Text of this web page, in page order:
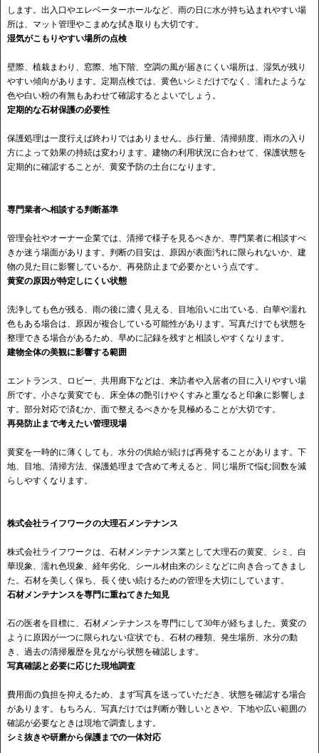
します。出入口やエレベーターホールなど、雨の日に水が持ち込まれやすい場
所は、マット管理やこまめな拭き取りも大切です。
湿気がこもりやすい場所の点検
壁際、植栽まわり、窓際、地下階、空調の風が届きにくい場所は、湿気が残り
やすい傾向があります。定期点検では、黄色いシミだけでなく、濡れたような
色や白い粉の有無もあわせて確認するとよいでしょう。
定期的な石材保護の必要性
保護処理は一度行えば終わりではありません。歩行量、清掃頻度、雨水の入り
方によって効果の持続は変わります。建物の利用状況に合わせて、保護状態を
定期的に確認することが、黄変予防の土台になります。
専門業者へ相談する判断基準
管理会社やオーナー企業では、清掃で様子を見るべきか、専門業者に相談すべ
きか迷う場面があります。判断の目安は、原因が表面汚れに限られないか、建
物の見た目に影響しているか、再発防止まで必要かという点です。
黄変の原因が特定しにくい状態
洗浄しても色が残る、雨の後に濃く見える、目地沿いに出ている、白華や濡れ
色もある場合は、原因が複合している可能性があります。写真だけでも状態を
整理できる場合があるため、早めに記録を残すと相談しやすくなります。
建物全体の美観に影響する範囲
エントランス、ロビー、共用廊下などは、来訪者や入居者の目に入りやすい場
所です。小さな黄変でも、床全体の艶引けやくすみと重なると印象に影響しま
す。部分対応で済むか、面で整えるべきかを見極めることが大切です。
再発防止まで考えたい管理現場
黄変を一時的に薄くしても、水分の供給が続けば再発することがあります。下
地、目地、清掃方法、保護処理まで含めて考えると、同じ場所で悩む回数を減
らしやすくなります。
株式会社ライフワークの大理石メンテナンス
株式会社ライフワークは、石材メンテナンス業として大理石の黄変、シミ、白
華現象、濡れ色現象、経年劣化、シール材由来のシミなどに向き合ってきまし
た。石材を美しく保ち、長く使い続けるための管理を大切にしています。
石材メンテナンスを専門に重ねてきた知見
石の医者を目標に、石材メンテナンスを専門にして30年が経ちました。黄変の
ように原因が一つに限られない症状でも、石材の種類、発生場所、水分の動
き、過去の清掃履歴を見ながら状態を確認します。
写真確認と必要に応じた現地調査
費用面の負担を抑えるため、まず写真を送っていただき、状態を確認する場合
があります。もちろん、写真だけでは判断が難しいときや、下地や広い範囲の
確認が必要なときは現地で調査します。
シミ抜きや研磨から保護までの一体対応